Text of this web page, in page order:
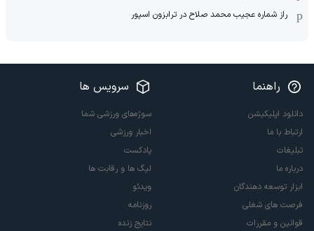
راز شماره عجیب محمد صلاح در ترابزون اسپور
راهنما
دانلود اپلیکیشن
ارتباط با ما
تبلیغات
درباره ما
ابزار توسعه دهندگان
فرصت های شغلی
قوانین و مقررات
سرویس ها
سوژه‌های ورزشی شما
اخبار ورزشی
پادکست
لیگ ها و رقابت ها
ویدئو
روزنامه
نتایج زنده